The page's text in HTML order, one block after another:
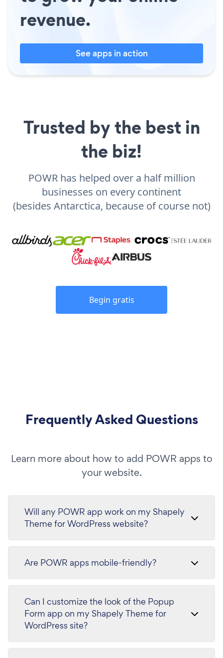
revenue.
See apps in action
Trusted by the best in
the biz!
POWR has helped over a half million
businesses on every continent
(besides Antarctica, because of course not)
Begin gratis
Frequently Asked Questions
Learn more about how to add POWR apps to
your website.
Will any POWR app work on my Shapely
Theme for WordPress website?
Are POWR apps mobile-friendly?
Can I customize the look of the Popup
Form app on my Shapely Theme for
WordPress site?